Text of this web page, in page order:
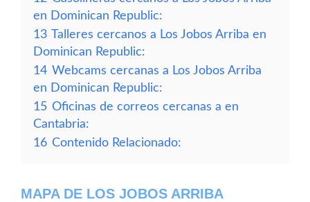
en Dominican Republic:
13 Talleres cercanos a Los Jobos Arriba en
Dominican Republic:
14 Webcams cercanas a Los Jobos Arriba
en Dominican Republic:
15 Oficinas de correos cercanas a en
Cantabria:
16 Contenido Relacionado:
MAPA DE LOS JOBOS ARRIBA